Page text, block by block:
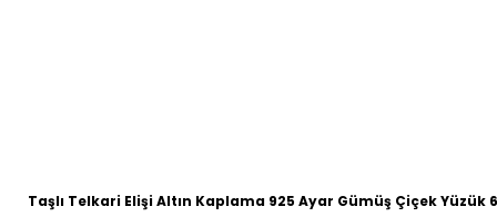
Taşlı Telkari Elişi Altın Kaplama 925 Ayar Gümüş Çiçek Yüzük